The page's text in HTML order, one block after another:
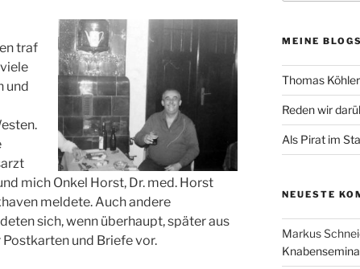
traf
und
mich Onkel Horst, Dr. med. Horst
meldete. Auch andere
sich, wenn überhaupt, später aus
Postkarten und Briefe vor.
MEINE
Thomas
Reden wir
Als Pirat im
NEUESTE
Markus